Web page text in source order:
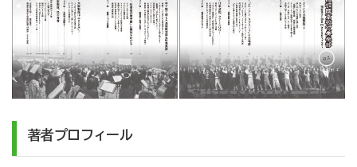
著者プロフィール